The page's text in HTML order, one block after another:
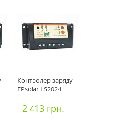
Контролер заряду
EPsolar LS2024
2 413 грн.